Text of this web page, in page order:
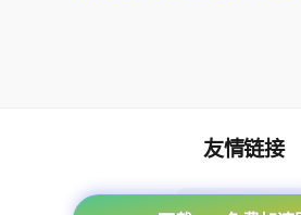
友情链接
海外回国加速器